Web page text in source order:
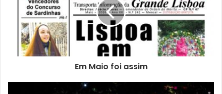
16h00. Sobem ao palco os fadistas Carmo Moniz Pereira,
Matilde Cid, Gonçalo Castelo Branco, Francisco Salvação
Barreto, Rui Neiva Correia e a Marcha Flor de Lis.
A acompanhar os fadistas estarão os músicos Diogo
Lucena e Quadros, na guitarra portuguesa, Luís Roquette,
Em Maio foi assim